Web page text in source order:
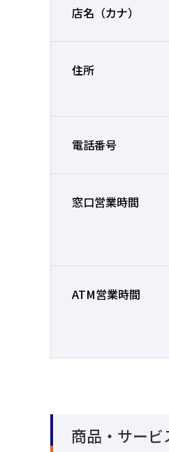
店名 （カナ）
住所
電話番号
窓口営業時間
ATM営業時間
商品・サー